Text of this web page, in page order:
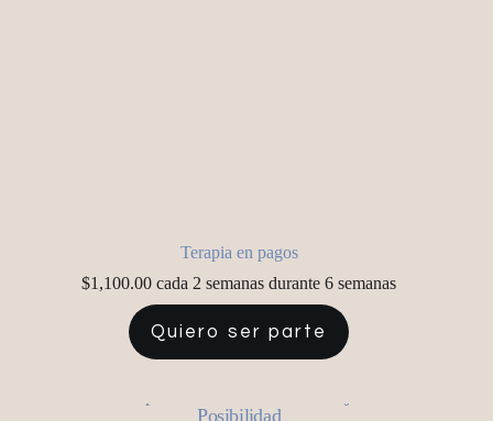
Terapia en pagos
$1,100.00 cada 2 semanas durante 6 semanas
Quiero ser parte